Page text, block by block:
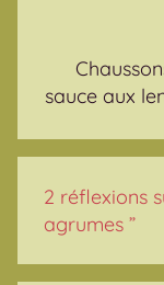
sauce aux
2 réflexions
agrumes ”